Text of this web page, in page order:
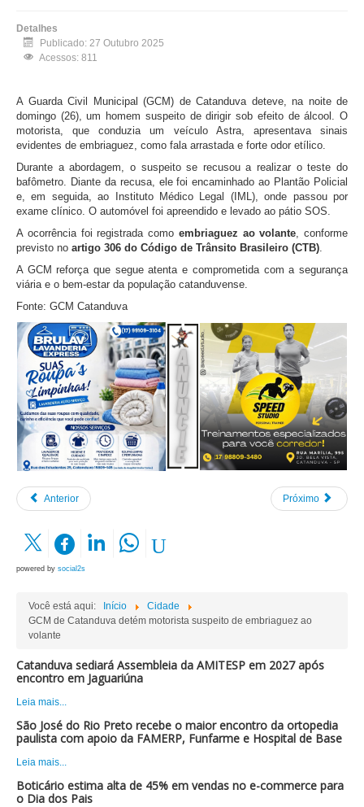
Detalhes
Publicado: 27 Outubro 2025
Acessos: 811
A Guarda Civil Municipal (GCM) de Catanduva deteve, na noite de
domingo (26), um homem suspeito de dirigir sob efeito de álcool. O
motorista, que conduzia um veículo Astra, apresentava sinais
evidentes de embriaguez, como fala arrastada e forte odor etílico.
Durante a abordagem, o suspeito se recusou a realizar o teste do
bafômetro. Diante da recusa, ele foi encaminhado ao Plantão Policial
e, em seguida, ao Instituto Médico Legal (IML), onde passou por
exame clínico. O automóvel foi apreendido e levado ao pátio SOS.
A ocorrência foi registrada como embriaguez ao volante , conforme
previsto no artigo 306 do Código de Trânsito Brasileiro (CTB)
A GCM reforça que segue atenta e comprometida com a segurança
viária e o bem-estar da população catanduvense.
Fonte: GCM Catanduva
Anterior Próximo
powered by social2s
Você está aqui: Início
Cidade
GCM de Catanduva detém motorista suspeito de embriaguez ao
volante
Catanduva sediará Assembleia da AMITESP em 2027 após
encontro em Jaguariúna
Leia mais...
São José do Rio Preto recebe o maior encontro da ortopedia
paulista com apoio da FAMERP, Funfarme e Hospital de Base
Leia mais...
Boticário estima alta de 45% em vendas no e-commerce para
o Dia dos Pais